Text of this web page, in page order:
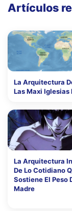
Artículos
La Arquitectura
Las Maxi Iglesias
La Arquitectura
De Lo Cotidiano
Sostiene El Peso
Madre